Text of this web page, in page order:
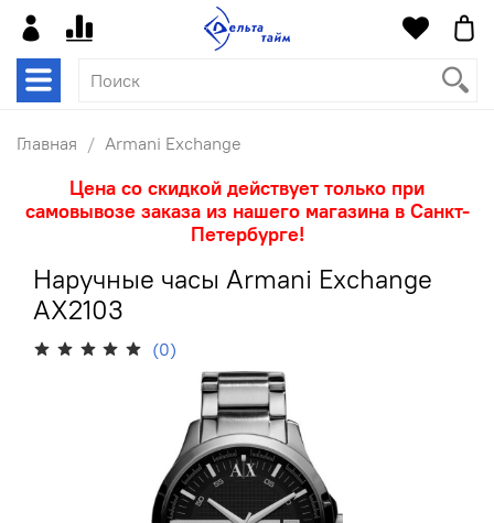
Главная Armani Exchange
Цена со скидкой действует только при
самовывозе заказа из нашего магазина в Санкт-
Петербурге!
Наручные часы Armani Exchange
AX2103
(0)